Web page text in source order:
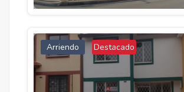
Arriendo Destacado